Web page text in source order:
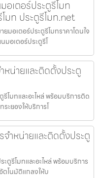
อเตอร์ประตูรีโมท
มท ประตูรีโมท.net
มอเตอร์ประตูรีโมทราคาโดนใจ
มอเตอร์ประตูรีโ
หน่ายและติดตั้งประตู
รีโมทและอะไหล่ พร้อมบริการติด
ะยองให้บริการโ
ำหน่ายและติดตั้งประตู
ตูรีโมทและอะไหล่ พร้อมบริการ
โนมัติแกลงให้บ